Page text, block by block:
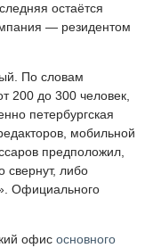
остаётся
— резидентом
По словам
200 до 300 человек,
петербургская
мобильной
предположил,
свернут, либо
Официального
офис основного